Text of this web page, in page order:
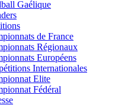
Gaélique
de France
Régionaux
Européens
Internationales
Elite
Fédéral